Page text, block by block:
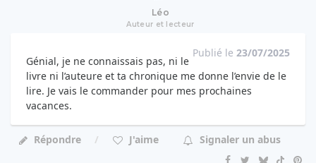
Léo
Auteur et lecteur
Publié le 23/07/2025
Génial, je ne connaissais pas, ni le
livre ni l’auteure et ta chronique me donne l’envie de le
lire. Je vais le commander pour mes prochaines
vacances.
Répondre J'aime Signaler un abus